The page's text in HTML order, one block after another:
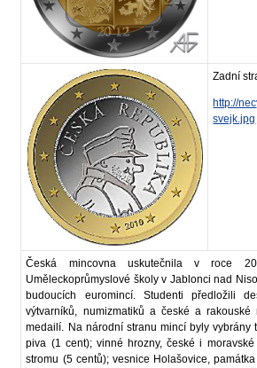
Zadní
http://
svejk.jpg
Česká mincovna uskutečnila v roce
Uměleckoprůmyslové školy v Jablonci nad
budoucích euromincí. Studenti předložili
výtvarníků, numizmatiků a české a
medailí. Na národní stranu mincí byly vybrány
piva (1 cent); vinné hrozny, české i
stromu (5 centů); vesnice Holašovice,